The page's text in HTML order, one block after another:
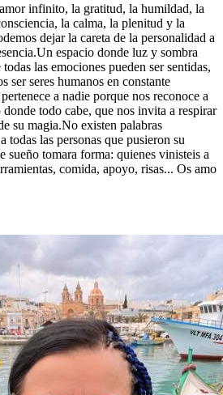
infinito, la gratitud, la humildad, la
la calma, la plenitud y la
dejar la careta de la personalidad a
espacio donde luz y sombra
las emociones pueden ser sentidas,
ser seres humanos en constante
a nadie porque nos reconoce a
todo cabe, que nos invita a respirar
su magia.No existen palabras
todas las personas que pusieron su
sueño tomara forma: quienes vinisteis a
comida, apoyo, risas... Os amo